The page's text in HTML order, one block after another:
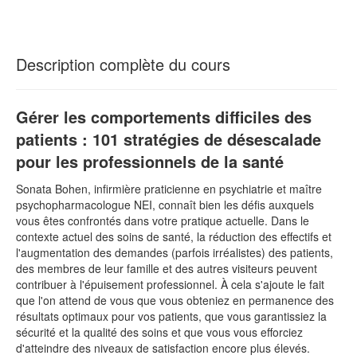
Description complète du cours
Gérer les comportements difficiles des
patients : 101 stratégies de désescalade
pour les professionnels de la santé
Sonata Bohen, infirmière praticienne en psychiatrie et maître
psychopharmacologue NEI, connaît bien les défis auxquels
vous êtes confrontés dans votre pratique actuelle. Dans le
contexte actuel des soins de santé, la réduction des effectifs et
l'augmentation des demandes (parfois irréalistes) des patients,
des membres de leur famille et des autres visiteurs peuvent
contribuer à l'épuisement professionnel. À cela s'ajoute le fait
que l'on attend de vous que vous obteniez en permanence des
résultats optimaux pour vos patients, que vous garantissiez la
sécurité et la qualité des soins et que vous vous efforciez
d'atteindre des niveaux de satisfaction encore plus élevés.